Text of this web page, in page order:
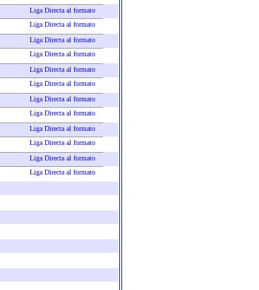
Liga Directa al formato
Liga Directa al formato
Liga Directa al formato
Liga Directa al formato
Liga Directa al formato
Liga Directa al formato
Liga Directa al formato
Liga Directa al formato
Liga Directa al formato
Liga Directa al formato
Liga Directa al formato
Liga Directa al formato